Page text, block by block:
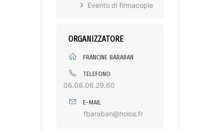
Evento di firmacopie
ORGANIZZATORE
FRANCINE BARABAN
TELEFONO
06.08.06.29.60
E-MAIL
fbaraban@holos.fr